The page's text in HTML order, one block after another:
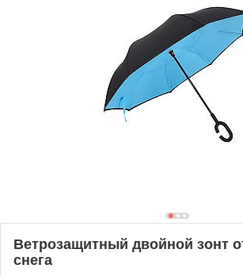
Ветрозащитный двойной зонт
снега